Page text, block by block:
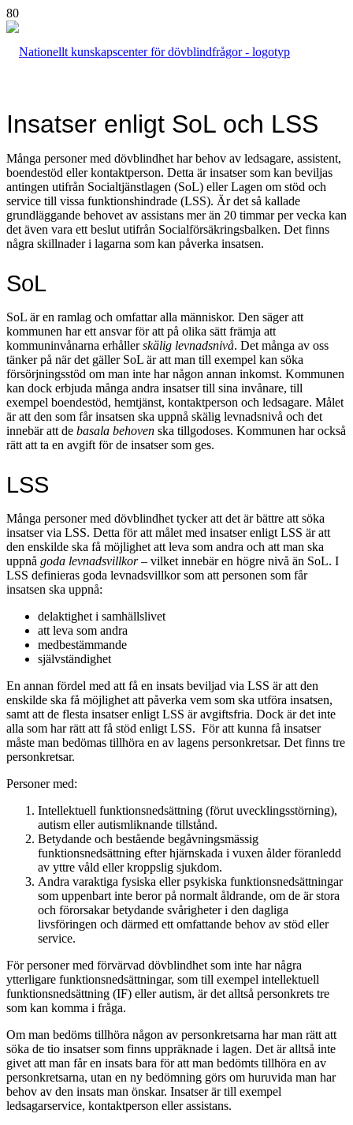
Insatser enligt SoL och LSS
Många personer med dövblindhet har behov av ledsagare, assistent,
boendestöd eller kontaktperson. Detta är insatser som kan beviljas
antingen utifrån Socialtjänstlagen (SoL) eller Lagen om stöd och
service till vissa funktionshindrade (LSS). Är det så kallade
grundläggande behovet av assistans mer än 20 timmar per vecka kan
det även vara ett beslut utifrån Socialförsäkringsbalken. Det finns
några skillnader i lagarna som kan påverka insatsen.
SoL
SoL är en ramlag och omfattar alla människor. Den säger att
kommunen har ett ansvar för att på olika sätt främja att
kommuninvånarna erhållerskälig levnadsnivå. Det många av oss
tänker på när det gäller SoL är att man till exempel kan söka
försörjningsstöd om man inte har någon annan inkomst. Kommunen
kan dock erbjuda många andra insatser till sina invånare, till
exempel boendestöd, hemtjänst, kontaktperson och ledsagare. Målet
är att den som får insatsen ska uppnå skälig levnadsnivå och det
innebär att de basala behoven ska tillgodoses. Kommunen har också
rätt att ta en avgift för de insatser som ges.
LSS
Många personer med dövblindhet tycker att det är bättre att söka
insatser via LSS. Detta för att målet med insatser enligt LSS är att
den enskilde ska få möjlighet att leva som andra och att man ska
uppnå goda levnadsvillkor– vilket innebär en högre nivå än SoL. I
LSS definieras goda levnadsvillkor som att personen som får
insatsen ska uppnå:
delaktighet i samhällslivet
att leva som andra
medbestämmande
självständighet
En annan fördel med att få en insats beviljad via LSS är att den
enskilde ska få möjlighet att påverka vem som ska utföra insatsen,
samt att de flesta insatser enligt LSS är avgiftsfria. Dock är det inte
alla som har rätt att få stöd enligt LSS. För att kunna få insatser
måste man bedömas tillhöra en av lagens personkretsar. Det finns tre
personkretsar.
Personer med:
Intellektuell funktionsnedsättning (förut uvecklingsstörning),
autism eller autismliknande tillstånd.
Betydande och bestående begåvningsmässig
funktionsnedsättning efter hjärnskada i vuxen ålder föranledd
av yttre våld eller kroppslig sjukdom.
Andra varaktiga fysiska eller psykiska funktionsnedsättningar
som uppenbart inte beror på normalt åldrande, om de är stora
och förorsakar betydande svårigheter i den dagliga
livsföringen och därmed ett omfattande behov av stöd eller
service.
För personer med förvärvad dövblindhet som inte har några
ytterligare funktionsnedsättningar, som till exempel intellektuell
funktionsnedsättning (IF) eller autism, är det alltså personkrets tre
som kan komma i fråga.
Om man bedöms tillhöra någon av personkretsarna har man rätt att
söka de tio insatser som finns uppräknade i lagen. Det är alltså inte
givet att man får en insats bara för att man bedömts tillhöra en av
personkretsarna, utan en ny bedömning görs om huruvida man har
behov av den insats man önskar. Insatser är till exempel
ledsagarservice, kontaktperson eller assistans.